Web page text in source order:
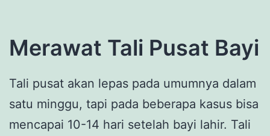
Merawat Tali Pusat Bayi
Tali pusat akan lepas pada umumnya dalam
satu minggu, tapi pada beberapa kasus bisa
mencapai 10-14 hari setelah bayi lahir. Tali